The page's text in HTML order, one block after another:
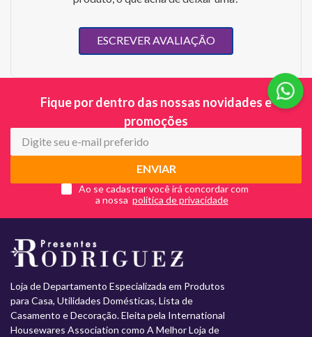
ESCREVER AVALIAÇÃO
Fique por dentro das nossas novidades e
promoções
ENVIAR
Ao se cadastrar você irá concordar com
a nossa
Loja de Departamento Especializada em Produtos
para Casa, Utilidades Domésticas, Lista de
Casamento e Decoração. Eleita pela International
Housewares Association como A Melhor Loja de